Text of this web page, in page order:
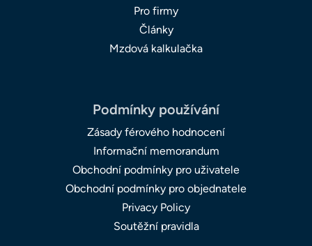
Pro firmy
Články
Mzdová kalkulačka
Podmínky používání
Zásady férového hodnocení
Informační memorandum
Obchodní podmínky pro uživatele
Obchodní podmínky pro objednatele
Privacy Policy
Soutěžní pravidla